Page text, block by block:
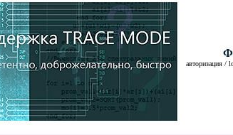
авторизация /